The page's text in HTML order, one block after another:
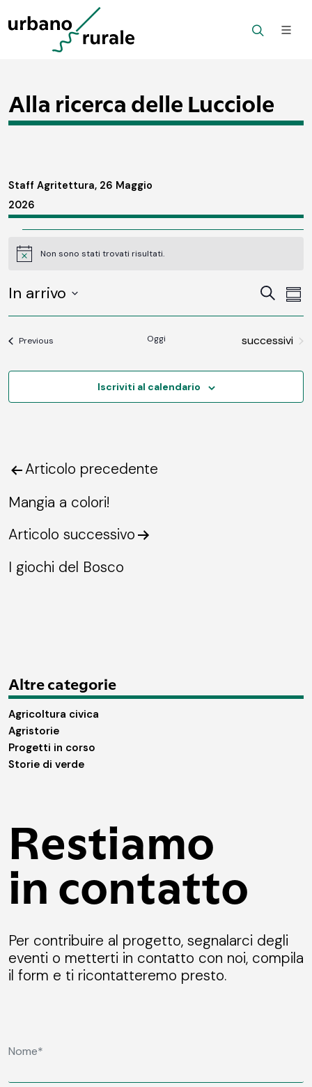
Alla ricerca delle Lucciole
Staff Agritettura, 26 Maggio
2026
Eventi
NoticeNon sono stati trovati risultati.
Eventi
e
viste
Cerca
In arrivo
Previous Oggi Eventi
successivi
Iscriviti al calendario
Navigazione
articoli
Articolo precedente
Mangia a colori!
Articolo successivo
I giochi del Bosco
Altre categorie
Agricoltura civica
Agristorie
Progetti in corso
Storie di verde
Restiamo
in contatto
Per contribuire al progetto, segnalarci degli
eventi o metterti in contatto con noi, compila
il form e ti ricontatteremo presto.